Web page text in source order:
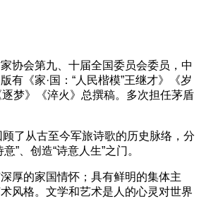
协会第九、十届全国委员会委员，中
有《家·国：“人民楷模”王继才》《岁
梦》《淬火》总撰稿。多次担任茅盾
了从古至今军旅诗歌的历史脉络，分
”、创造“诗意人生”之门。
厚的家国情怀；具有鲜明的集体主
风格。文学和艺术是人的心灵对世界